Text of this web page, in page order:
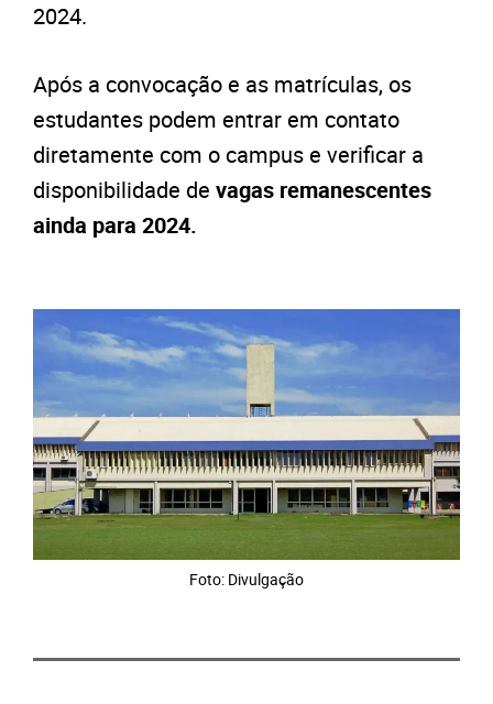
2024.
Após a convocação e as matrículas, os
estudantes podem entrar em contato
diretamente com o campus e verificar a
disponibilidade de vagas remanescentes
ainda para 2024.
Foto: Divulgação